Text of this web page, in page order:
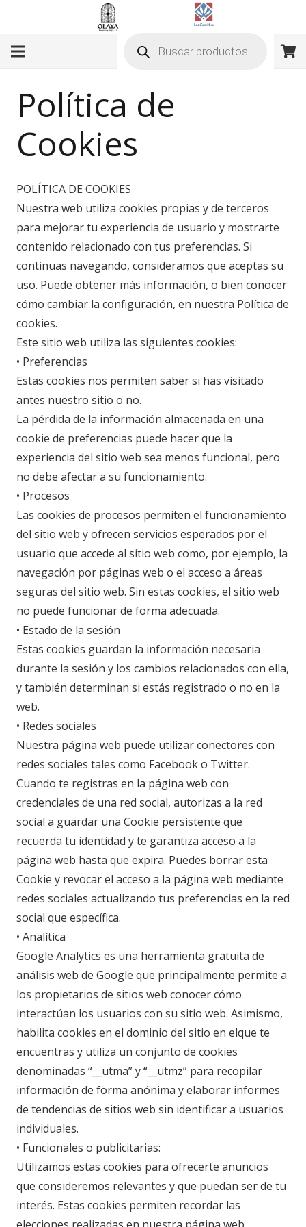
productos
Política de
Cookies
POLÍTICA DE COOKIES
Nuestra web utiliza cookies propias y de terceros
para mejorar tu experiencia de usuario y mostrarte
contenido relacionado con tus preferencias. Si
continuas navegando, consideramos que aceptas su
uso. Puede obtener más información, o bien conocer
cómo cambiar la configuración, en nuestra Política de
cookies.
Este sitio web utiliza las siguientes cookies:
• Preferencias
Estas cookies nos permiten saber si has visitado
antes nuestro sitio o no.
La pérdida de la información almacenada en una
cookie de preferencias puede hacer que la
experiencia del sitio web sea menos funcional, pero
no debe afectar a su funcionamiento.
• Procesos
Las cookies de procesos permiten el funcionamiento
del sitio web y ofrecen servicios esperados por el
usuario que accede al sitio web como, por ejemplo, la
navegación por páginas web o el acceso a áreas
seguras del sitio web. Sin estas cookies, el sitio web
no puede funcionar de forma adecuada.
• Estado de la sesión
Estas cookies guardan la información necesaria
durante la sesión y los cambios relacionados con ella,
y también determinan si estás registrado o no en la
web.
• Redes sociales
Nuestra página web puede utilizar conectores con
redes sociales tales como Facebook o Twitter.
Cuando te registras en la página web con
credenciales de una red social, autorizas a la red
social a guardar una Cookie persistente que
recuerda tu identidad y te garantiza acceso a la
página web hasta que expira. Puedes borrar esta
Cookie y revocar el acceso a la página web mediante
redes sociales actualizando tus preferencias en la red
social que específica.
• Analítica
Google Analytics es una herramienta gratuita de
análisis web de Google que principalmente permite a
los propietarios de sitios web conocer cómo
interactúan los usuarios con su sitio web. Asimismo,
habilita cookies en el dominio del sitio en elque te
encuentras y utiliza un conjunto de cookies
denominadas “__utma” y “__utmz” para recopilar
información de forma anónima y elaborar informes
de tendencias de sitios web sin identificar a usuarios
individuales.
• Funcionales o publicitarias:
Utilizamos estas cookies para ofrecerte anuncios
que consideremos relevantes y que puedan ser de tu
interés. Estas cookies permiten recordar las